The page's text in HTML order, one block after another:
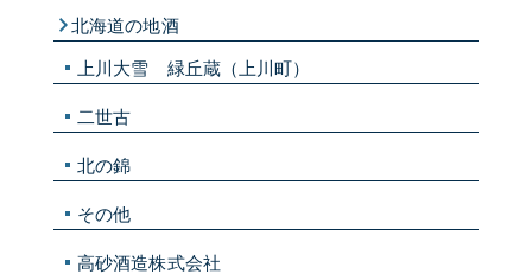
北海道の地酒
上川大雪 緑丘蔵（上川町）
二世古
北の錦
その他
高砂酒造株式会社